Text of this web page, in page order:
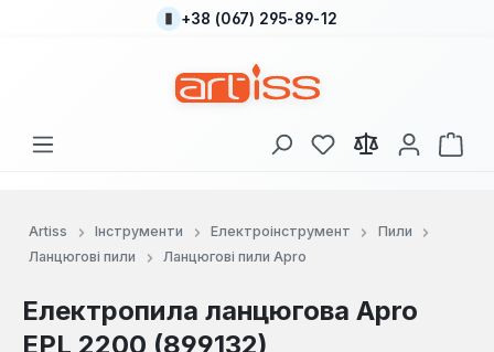
Перейти до основного вмісту
+38 (067) 295-89-12
У вас є 0 у списку
Artiss Інструменти Електроінструмент
Пили
Ланцюгові пили
Ланцюгові пили Apro
Електропила ланцюгова Apro
EPL 2200 (899132)